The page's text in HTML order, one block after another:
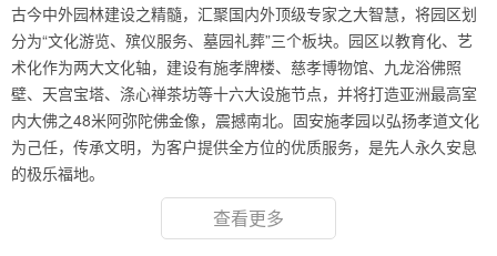
古今中外园林建设之精髓，汇聚国内外顶级专家之大智慧，将园区划
分为“文化游览、殡仪服务、墓园礼葬”三个板块。园区以教育化、艺
术化作为两大文化轴，建设有施孝牌楼、慈孝博物馆、九龙浴佛照
壁、天宫宝塔、涤心禅茶坊等十六大设施节点，并将打造亚洲最高室
内大佛之48米阿弥陀佛金像，震撼南北。固安施孝园以弘扬孝道文化
为己任，传承文明，为客户提供全方位的优质服务，是先人永久安息
的极乐福地。
查看更多